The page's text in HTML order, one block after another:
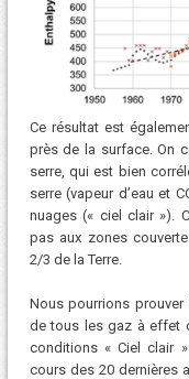
Ce résultat est
près de la surface. On
serre, qui est bien
serre (vapeur d’eau et
nuages ​​(« ciel clair »).
pas aux zones
2/3 de la Terre.
Nous pourrions prouver
de tous les gaz à effet
conditions « Ciel clair
cours des 20 dernières